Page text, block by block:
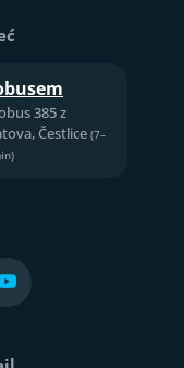
385 z
Čestlice (7–